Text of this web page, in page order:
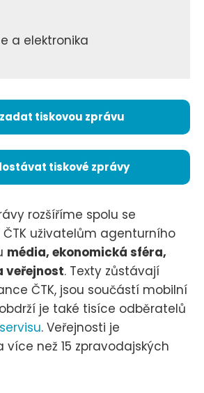
a elektronika
tiskovou zprávu
tiskové zprávy
rozšíříme spolu se
uživatelům agenturního
média, ekonomická sféra,
veřejnost. Texty zůstávají
ČTK, jsou součástí mobilní
je také tisíce odběratelů
. Veřejnosti je
než 15 zpravodajských